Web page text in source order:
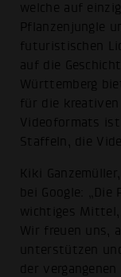
welche auf
Pflanzenjungle
futuristischen
auf die
Württemberg
für die kreativen
Videoformats
Staffeln, die
Kiki
bei Google:
wichtiges Mittel,
Wir freuen uns,
unterstützen
der